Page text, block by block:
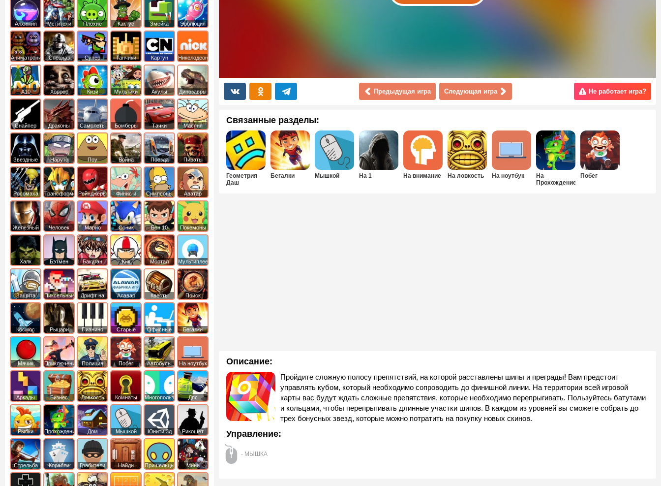
Предыдущая игра Следующая игра Не работает игра?
Связанные разделы:
Геометрия
Даш
Бегалки Мышкой На 1 На внимание На ловкость На ноутбук
На
Прохождение
Побег
Описание:
Пройдите сложную полосу препятствий, на которой расставлены шипы и преграды! Вам предстоит
управлять кубом, который необходимо сопроводить до финишной линии. На территории всей игровой
карты вас будут ждать сложные препятствия, которые необходимо перепрыгивать. Пользуйтесь батутами
и кольцами, чтобы перепрыгивать длинные участки шипов. В каждом из уровней вы сможете собрать до
трех бонусных звезд, которые можно потратить на покупку новых скинов.
Управление:
- МЫШКА
машину
Алхимия Мстители
Плохие
свинки
Кактус
маккой
Змейка Эволюция
Аниматроники Спецназ
Супер
бойцы
Танчики
Картун
нетворк
Никелодеон
А10 Хоррор Кизи Мультики Акулы Динозавры
Снайпер Драконы Самолеты Бомберы Тачки Масяня
Звездные
войны
Наруто Поу Война Поезда
Пираты
Карибского
Моря
Росомаха ТрансформерыРейнджеры
Самураи
Финис и
Ферб
Симпсоны
Аватар
легенда об
Аанге
Железный
человек
Человек
Паук
Марио Соник Бен 10 Покемоны
Халк Бэтмен Бакуган
Кик
Бутовский
Мортал
комбат
Мультиплеер
Защита
королевства
Пиксельные
Дрифт на
машинах
Алавар Квесты
Поиск
предметов
Космос Рыцари Пианино Старые Офисные Бегалки
Мячик Приключения Полиция Побег Автобусы На ноутбук
Аркады
Бизнес
симуляторы
Ловкость Комнаты Многопользовательские
Дпс
Рыбки Прохождение Дом Мышкой Юнити 3д Рикошет
Cтрельба
из лука
Корабли Грабители
Найди
выход
Пришельцы Мини